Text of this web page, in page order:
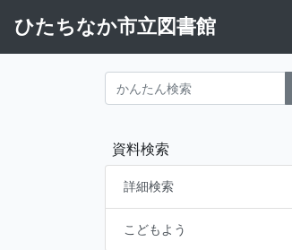
ひたちなか市立図書館
資料検索
詳細検索
こどもよう